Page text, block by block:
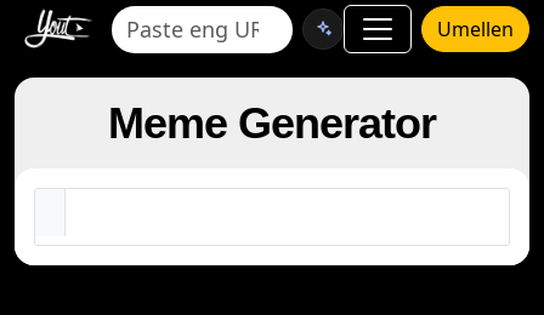
Umellen
Meme Generator